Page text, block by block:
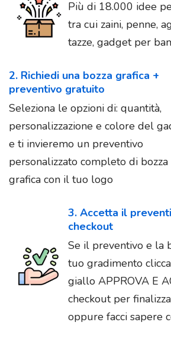
Più di 18.000 idee
tra cui zaini, penne,
tazze, gadget per
2. Richiedi una bozza grafica +
preventivo gratuito
Seleziona le opzioni di: quantità,
personalizzazione e colore del
e ti invieremo un preventivo
personalizzato completo di bozza
grafica con il tuo logo
3. Accetta il
checkout
Se il preventivo e la
tuo gradimento
giallo APPROVA E
checkout per
oppure facci sapere